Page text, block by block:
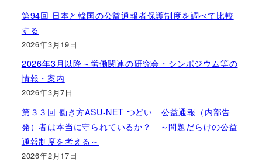
第94回 日本と韓国の公益通報者保護制度を調べて比較
する
2026年3月19日
2026年3月以降～労働関連の研究会・シンポジウム等の
情報・案内
2026年3月7日
第３３回 働き方ASU-NET つどい 公益通報（内部告
発）者は本当に守られているか？ ～問題だらけの公益
通報制度を考える～
2026年2月17日